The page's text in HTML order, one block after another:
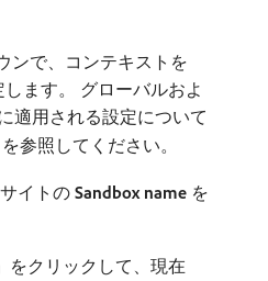
ンで、コンテキストを​
します。 グローバルおよ
適用される設定について
を参照してください。
イトの​ Sandbox name ​を
をクリックして、現在​